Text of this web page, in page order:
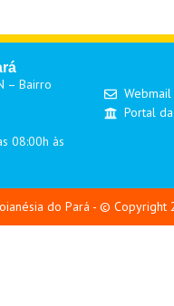
– Bairro
08:00h às
Webmail
Portal
do Pará - ©